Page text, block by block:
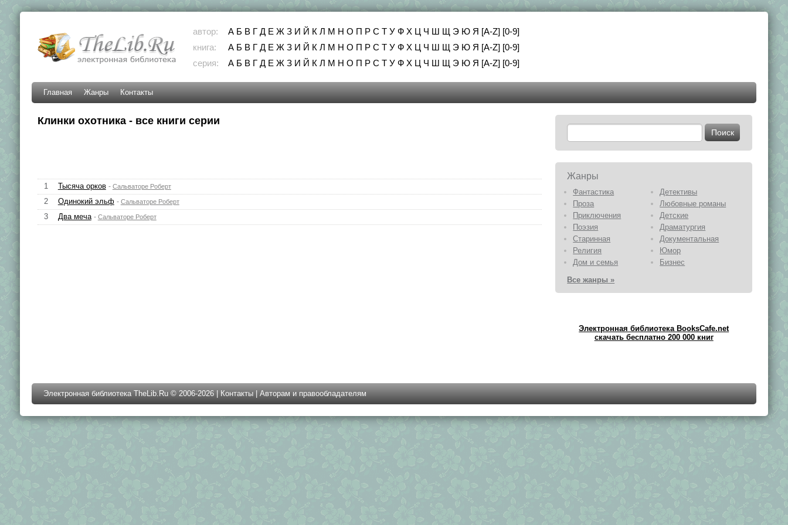
автор: А Б В Г Д Е Ж З И Й К Л М Н О П Р С Т У Ф Х Ц Ч Ш Щ Э Ю Я [A-Z] [0-9]
книга:
А Б В Г Д Е Ж З И Й К Л М Н О П Р С Т У Ф Х Ц Ч Ш Щ Э Ю Я [A-Z] [0-9]
серия:
А Б В Г Д Е Ж З И Й К Л М Н О П Р С Т У Ф Х Ц Ч Ш Щ Э Ю Я [A-Z] [0-9]
Главная Жанры Контакты
Клинки охотника - все книги серии
1 Тысяча орков - Сальваторе Роберт
2 Одинокий эльф - Сальваторе Роберт
3 Два меча - Сальваторе Роберт
Жанры
Фантастика
Детективы
Проза
Любовные романы
Приключения
Детские
Поэзия
Драматургия
Старинная
Документальная
Религия
Юмор
Дом и семья
Бизнес
Все жанры »
Электронная библиотека BooksCafe.net
скачать бесплатно 200 000 книг
Электронная библиотека TheLib.Ru © 2006-2026 | Контакты| Авторам и правообладателям